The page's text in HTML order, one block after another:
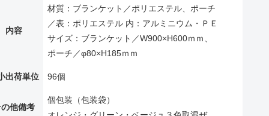
内容
材質：ブランケット／ポリエステル、ポーチ
／表：ポリエステル 内：アルミニウム・ＰＥ
サイズ：ブランケット／W900×H600ｍｍ、
ポーチ／φ80×H185ｍｍ
出荷単位 96個
他備考
個包装（包装袋）